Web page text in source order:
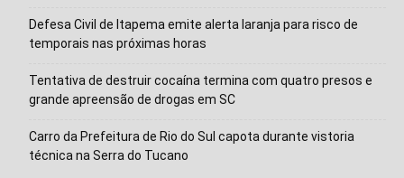
Defesa Civil de Itapema emite alerta laranja para risco de
temporais nas próximas horas
Tentativa de destruir cocaína termina com quatro presos e
grande apreensão de drogas em SC
Carro da Prefeitura de Rio do Sul capota durante vistoria
técnica na Serra do Tucano